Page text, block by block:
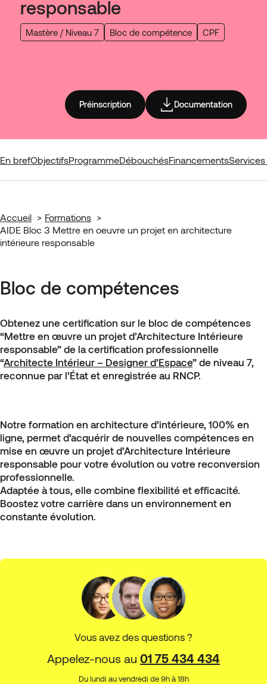
responsable
Mastère / Niveau 7 Bloc de compétence CPF
Préinscription Documentation
En brefObjectifsProgrammeDébouchésFinancements
Accueil
Formations
AIDE Bloc 3 Mettre en oeuvre un projet en architecture
intérieure responsable
Bloc de compétences
Obtenez une certification sur le bloc de compétences
“Mettre en œuvre un projet d’Architecture Intérieure
responsable” de la certification professionnelle
“Architecte Intérieur – Designer d’Espace” de niveau 7,
reconnue par l’État et enregistrée au RNCP.
Notre formation en architecture d’intérieure, 100% en
ligne, permet d’acquérir de nouvelles compétences en
mise en œuvre un projet d’Architecture Intérieure
responsable pour votre évolution ou votre reconversion
professionnelle.
Adaptée à tous, elle combine flexibilité et efficacité.
Boostez votre carrière dans un environnement en
constante évolution.
Vous avez des questions ?
Appelez-nous au 01 75 434 434
Du lundi au vendredi de 9h à 18h